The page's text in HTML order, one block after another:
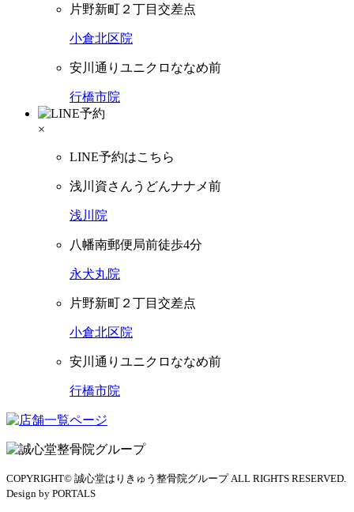
片野新町２丁目交差点
小倉北区院
安川通りユニクロななめ前
行橋市院
×
LINE予約はこちら
浅川資さんうどんナナメ前
浅川院
八幡南郵便局前徒歩4分
永犬丸院
片野新町２丁目交差点
小倉北区院
安川通りユニクロななめ前
行橋市院
COPYRIGHT© 誠心堂はりきゅう整骨院グループ ALL RIGHTS RESERVED.
Design by PORTALS